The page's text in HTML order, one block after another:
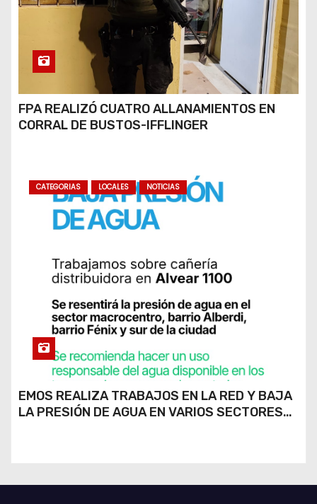
FPA REALIZÓ CUATRO ALLANAMIENTOS EN
CORRAL DE BUSTOS-IFFLINGER
CATEGORIAS LOCALES NOTICIAS
EMOS REALIZA TRABAJOS EN LA RED Y BAJA
LA PRESIÓN DE AGUA EN VARIOS SECTORES